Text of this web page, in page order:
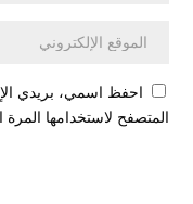
احفظ اسمي، بريدي
المتصفح لاستخدامها